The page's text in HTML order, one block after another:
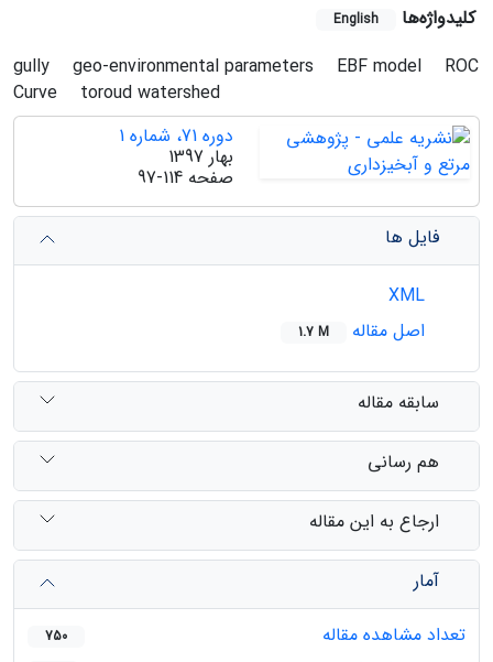
کلیدواژه‌ها English
gully geo-environmental parameters EBF model
ROC
Curve
toroud watershed
دوره 71، شماره 1
بهار 1397
صفحه 97-114
فایل ها
اصل مقاله
1.7 M
سابقه مقاله
هم رسانی
ارجاع به این مقاله
آمار
تعداد مشاهده مقاله
750